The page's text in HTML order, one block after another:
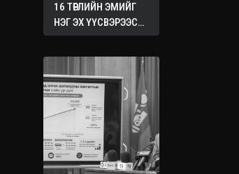
16 ТӨРЛИЙН ЭМИЙГ
НЭГ ЭХ ҮҮСВЭРЭЭС
ХУДАЛДАН АВАХ